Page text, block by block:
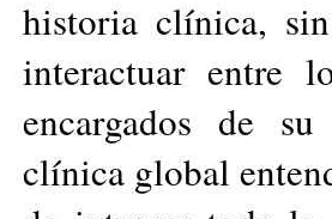
historia clínica,
interactuar entre
encargados de
clínica global